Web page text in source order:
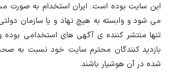
این سایت بوده است. ایران استخدام به صورت
می شود و وابسته به هیچ نهاد و یا سازمان
تنها منتشر کننده ی آگهی های استخدامی بوده و
بازدید کنندگان محترم سایت خود نسبت به
شده در آن هوشیار باشند.